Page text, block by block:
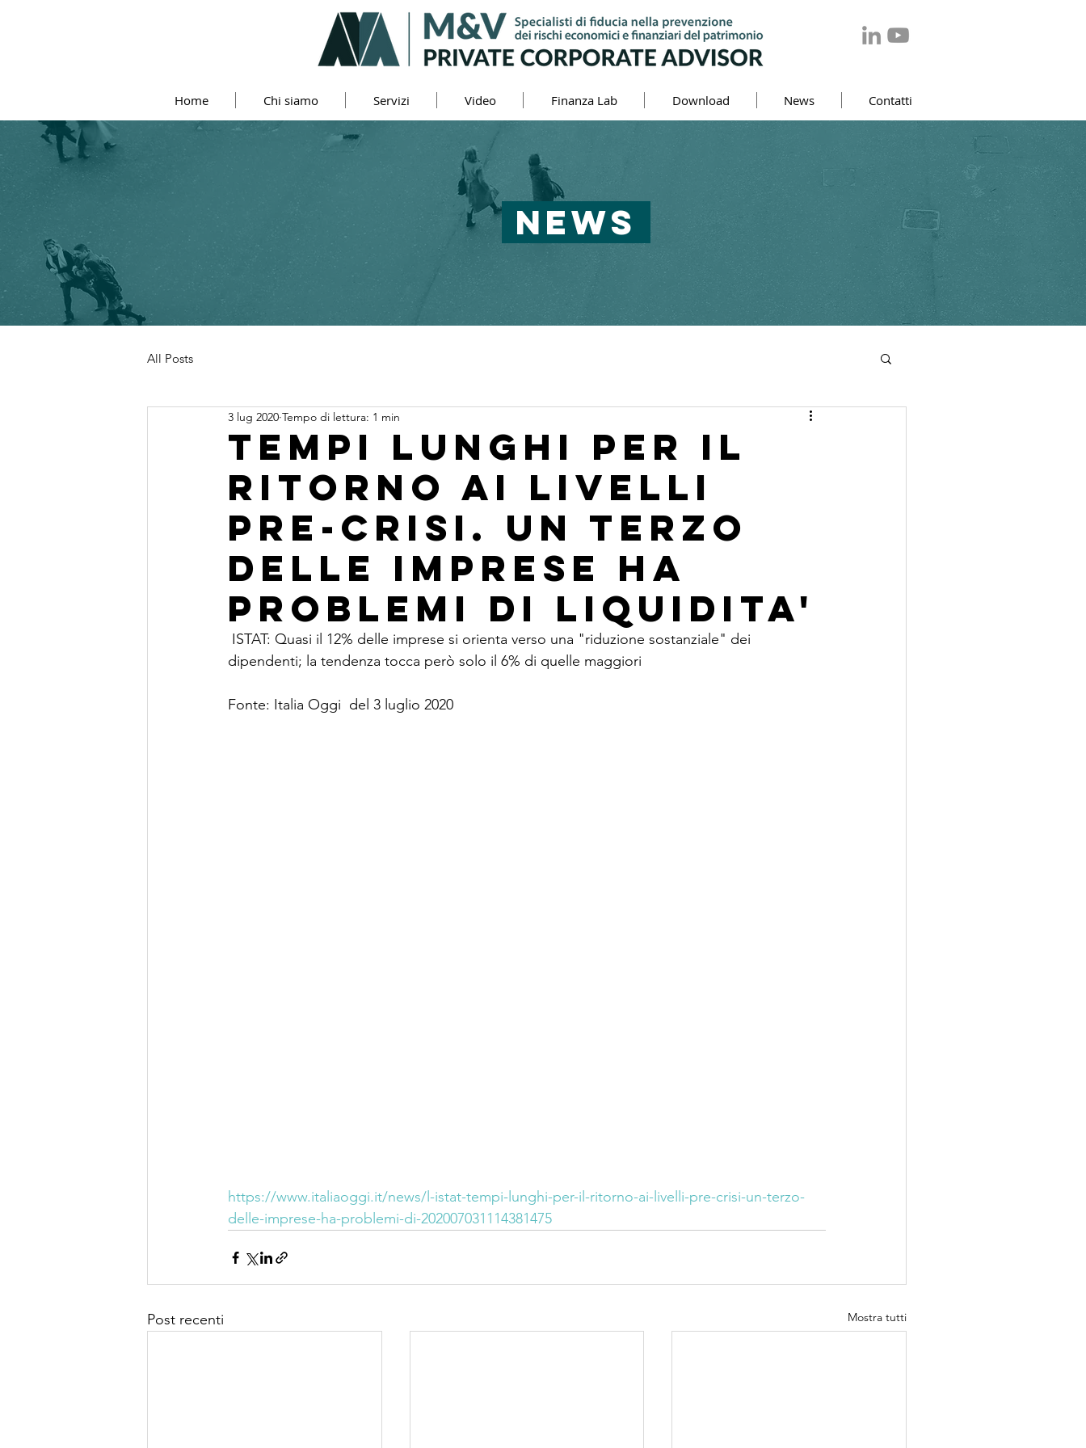
Home Chi siamo Servizi Video Finanza Lab Download News Contatti
NEWS
All Posts
tempi lunghi per il
ritorno ai livelli
pre-crisi. Un terzo
delle imprese ha
problemi di liQUIDITA'
3 lug 2020 Tempo di lettura: 1 min
dipendenti; la tendenza tocca però solo il 6% di quelle maggiori
Fonte: Italia Oggi  del 3 luglio 2020
https://www.italiaoggi.it/news/l-istat-tempi-lunghi-per-il-ritorno-ai-livelli-pre-crisi-un-terzo-
delle-imprese-ha-problemi-di-202007031114381475
Post recenti Mostra tutti